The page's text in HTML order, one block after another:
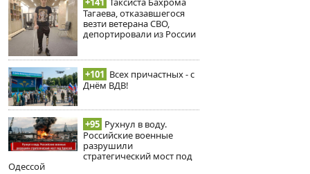
Тагаева, отказавшегося
везти ветерана СВО,
депортировали из России
+101 Всех причастных - с
Днём ВДВ!
+95 Рухнул в воду.
Российские военные
разрушили
стратегический мост под
Одессой